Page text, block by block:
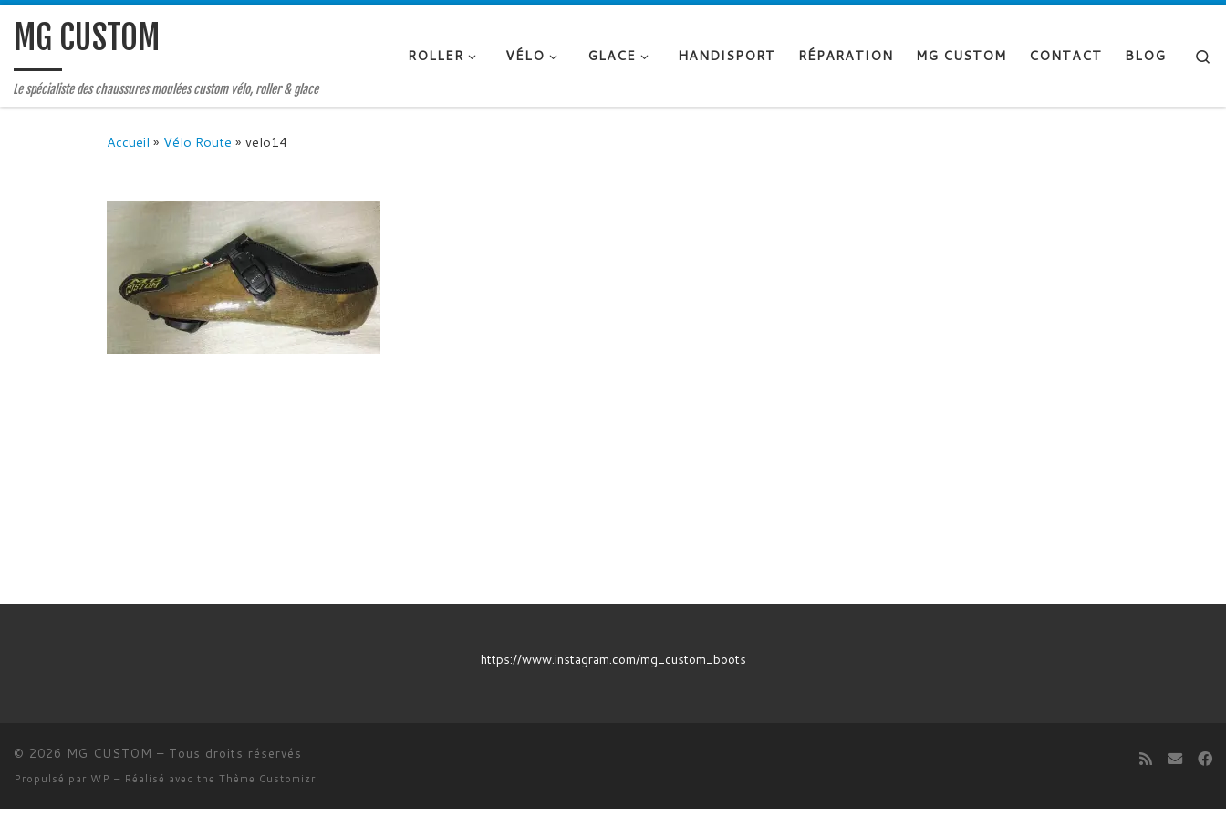
MG CUSTOM
Le spécialiste des chaussures moulées custom vélo, roller & glace
ROLLER VÉLO GLACE HANDISPORT RÉPARATION MG CUSTOM CONTACT BLOG
Accueil » Vélo Route » velo14
https://www.instagram.com/mg_custom_boots
© 2026 MG CUSTOM – Tous droits réservés
Propulsé par WP – Réalisé avec the Thème Customizr